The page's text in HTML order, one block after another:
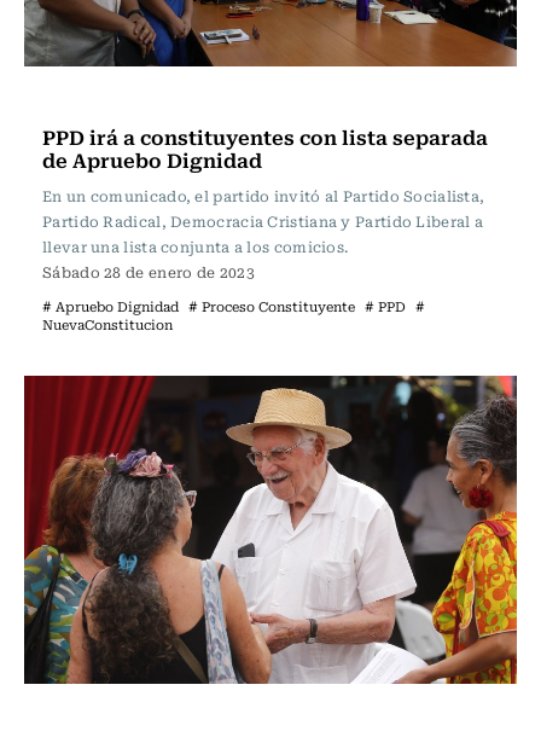
PPD irá a constituyentes con lista separada
de Apruebo Dignidad
En un comunicado, el partido invitó al Partido Socialista,
Partido Radical, Democracia Cristiana y Partido Liberal a
llevar una lista conjunta a los comicios.
Sábado 28 de enero de 2023
# Apruebo Dignidad # Proceso Constituyente # PPD #
NuevaConstitucion